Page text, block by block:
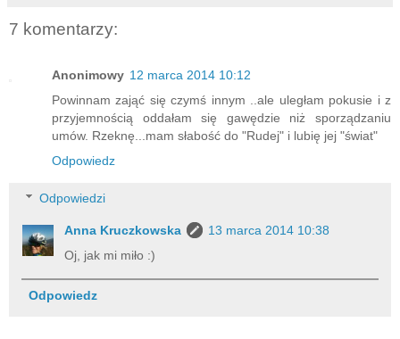
7 komentarzy:
Anonimowy 12 marca 2014 10:12
Powinnam zająć się czymś innym ..ale uległam pokusie i z
przyjemnością oddałam się gawędzie niż sporządzaniu
umów. Rzeknę...mam słabość do "Rudej" i lubię jej "świat"
Odpowiedz
Odpowiedzi
Anna Kruczkowska
13 marca 2014 10:38
Oj, jak mi miło :)
Odpowiedz